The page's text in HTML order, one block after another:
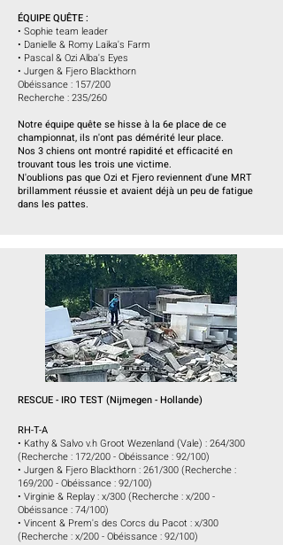
ÉQUIPE QUÊTE :
• Sophie team leader
• Danielle & Romy Laika's Farm
• Pascal & Ozi Alba's Eyes
• Jurgen & Fjero Blackthorn
Obéissance : 157/200
Recherche : 235/260
Notre équipe quête se hisse à la 6e place de ce
championnat, ils n'ont pas démérité leur place.
Nos 3 chiens ont montré rapidité et efficacité en
trouvant tous les trois une victime.
N'oublions pas que Ozi et Fjero reviennent d'une MRT
brillamment réussie et avaient déjà un peu de fatigue
dans les pattes.
RESCUE - IRO TEST (Nijmegen - Hollande)
RH-T-A
• Kathy & Salvo v.h Groot Wezenland (Vale) : 264/300
(Recherche : 172/200 - Obéissance : 92/100)
• Jurgen & Fjero Blackthorn : 261/300 (Recherche :
169/200 - Obéissance : 92/100)
• Virginie & Replay : x/300 (Recherche : x/200 -
Obéissance : 74/100)
• Vincent & Prem's des Corcs du Pacot :x/300
(Recherche : x/200 - Obéissance : 92/100)